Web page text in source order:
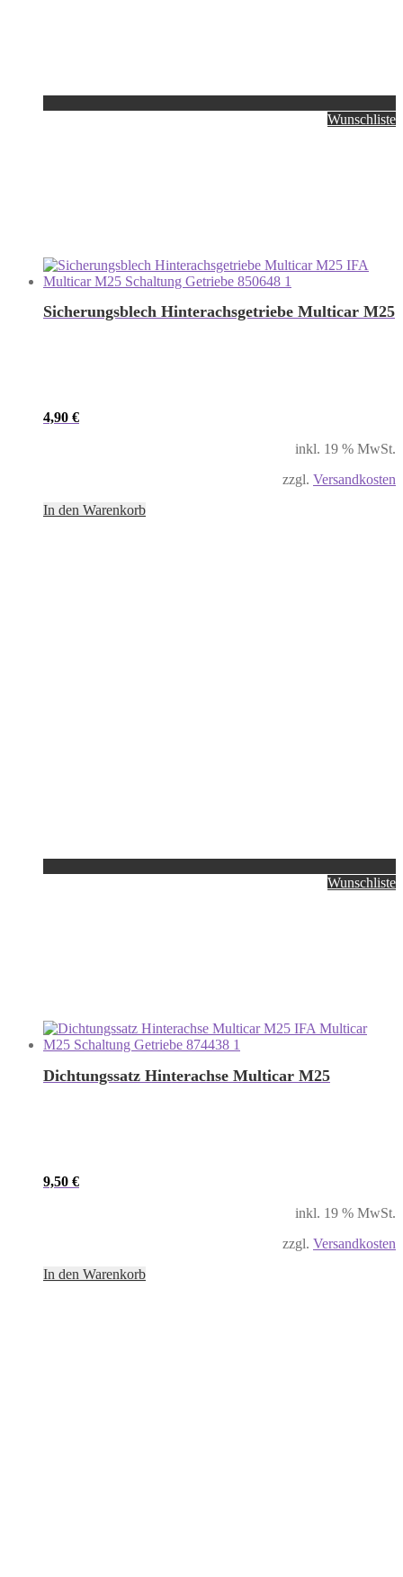
Wunschliste
Sicherungsblech Hinterachsgetriebe Multicar M25
4,90 €
inkl. 19 % MwSt.
zzgl. Versandkosten
In den Warenkorb
Wunschliste
Dichtungssatz Hinterachse Multicar M25
9,50 €
inkl. 19 % MwSt.
zzgl. Versandkosten
In den Warenkorb